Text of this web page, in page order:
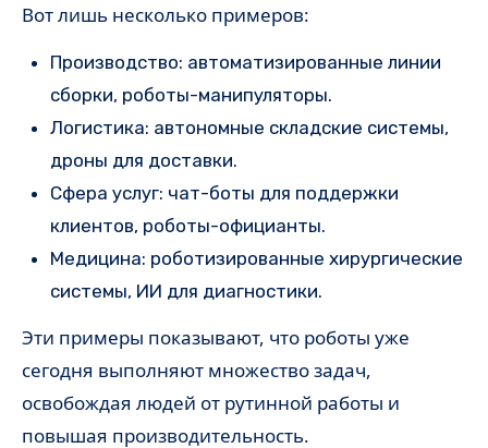
Вот лишь несколько примеров:
Производство: автоматизированные линии
сборки, роботы-манипуляторы.
Логистика: автономные складские системы,
дроны для доставки.
Сфера услуг: чат-боты для поддержки
клиентов, роботы-официанты.
Медицина: роботизированные хирургические
системы, ИИ для диагностики.
Эти примеры показывают, что роботы уже
сегодня выполняют множество задач,
освобождая людей от рутинной работы и
повышая производительность.